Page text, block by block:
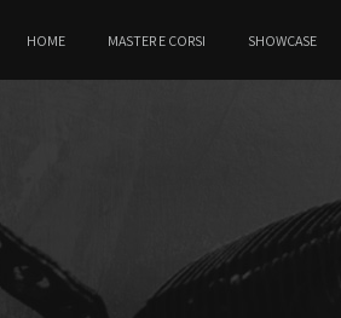
HOME MASTER E CORSI SHOWCASE